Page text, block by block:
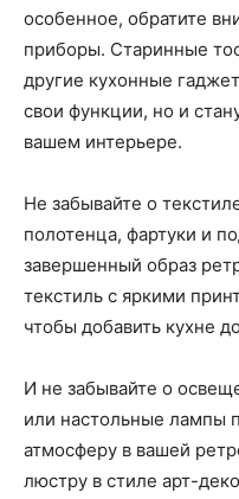
особенное, обратите
приборы. Старинные
другие кухонные
свои функции, но и
вашем интерьере.
Не забывайте о
полотенца, фартуки и
завершенный образ
текстиль с яркими
чтобы добавить кухне
И не забывайте о
или настольные лампы
атмосферу в вашей
люстру в стиле арт-